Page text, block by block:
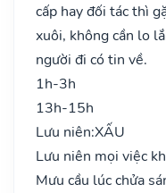
cấp hay đối tác thì
xuôi, không cần lo
người đi có tin về.
1h-3h
13h-15h
Lưu niên:XẤU
Lưu niên mọi việc
Mưu cầu lúc chửa